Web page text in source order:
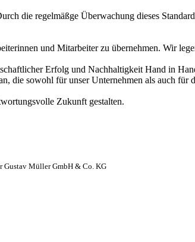
die regelmäßge Überwachung dieses
und Mitarbeiter zu übernehmen. Wir
Erfolg und Nachhaltigkeit Hand in
die sowohl für unser Unternehmen als auch für
Zukunft gestalten.
Gustav Müller GmbH & Co. KG